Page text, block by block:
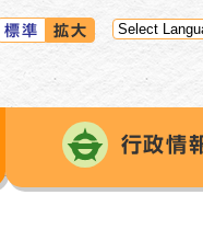
標準 拡大
行政情